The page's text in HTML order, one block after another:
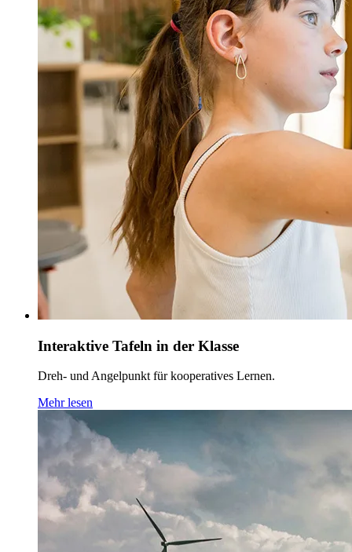
Interaktive Tafeln in der Klasse
Dreh- und Angelpunkt für kooperatives Lernen.
Mehr lesen